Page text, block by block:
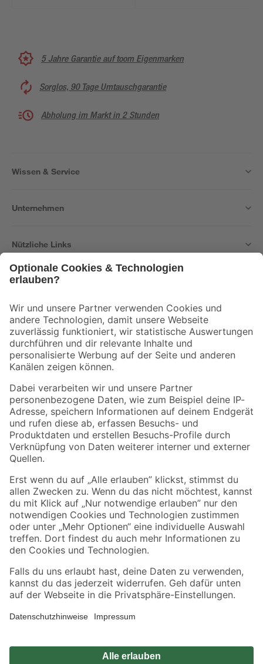
5 Jahre Garantie auf toom Eigenmarken
Sorglos, 90 Tage Umtauschgarantie
Abholung im Markt in 2 Stunden
Wissen & Service
Unternehmen
Nützliche Links
Der toom Newsletter: Keine Angebote und Aktionen mehr verpassen!
Zur Newsletter Anmeldung
Folge uns
Zahlungsarten Versandarten
Sicher einkaufen
Jetzt die toom-App herunterladen
Alle Preisangaben in EUR inkl. gesetzl. MwSt.. Die dargestellten Angebote sind unter
Umständen nicht in allen Märkten verfügbar. Die angegebenen Verfügbarkeiten beziehen
Produkte nur solange der Vorrat reicht.
*Paketversand ab 59 € versandkostenfrei, gilt nicht für Artikel mit Speditionsversand, hier
Privatsphäre Impressum